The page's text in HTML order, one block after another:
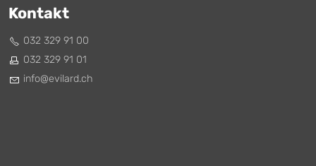
Kontakt
032 329 91 00
032 329 91 01
nf
v l rd ch